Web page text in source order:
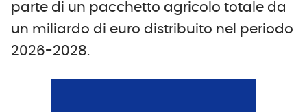
parte di un pacchetto agricolo totale da
un miliardo di euro distribuito nel periodo
2026-2028.